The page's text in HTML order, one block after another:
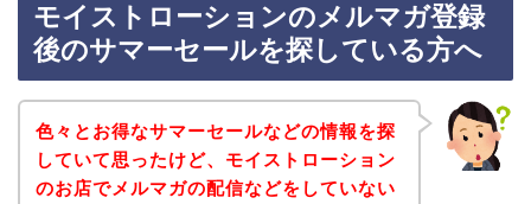
モイストローションのメルマガ登録
後のサマーセールを探している方へ
色々とお得なサマーセールなどの情報を探
していて思ったけど、モイストローション
のお店でメルマガの配信などをしていない